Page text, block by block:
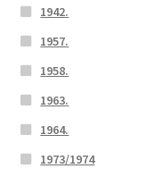
1942.
1957.
1958.
1963.
1964.
1973/1974